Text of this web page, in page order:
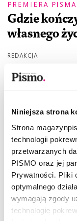
Niniejsza strona
Strona
technologii
przetwarzanych
PISMO oraz jej
Prywatności. Pliki
optymalnego
wymagają zgody
technologie
PREMIERA PISMA
Gdzie
własnego
REDAKCJA